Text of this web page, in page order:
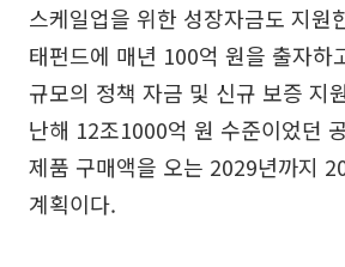
스케일업을 위한 성장자금도 지원
태펀드에 매년 100억 원을 출자하
규모의 정책 자금 및 신규 보증 지
난해 12조1000억 원 수준이었던
제품 구매액을 오는 2029년까지
계획이다.